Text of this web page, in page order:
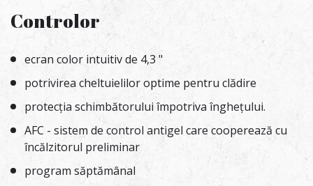
Controlor
ecran color intuitiv de 4,3 "
potrivirea cheltuielilor optime pentru clădire
protecția schimbătorului împotriva înghețului.
AFC - sistem de control antigel care cooperează cu
încălzitorul preliminar
program săptămânal